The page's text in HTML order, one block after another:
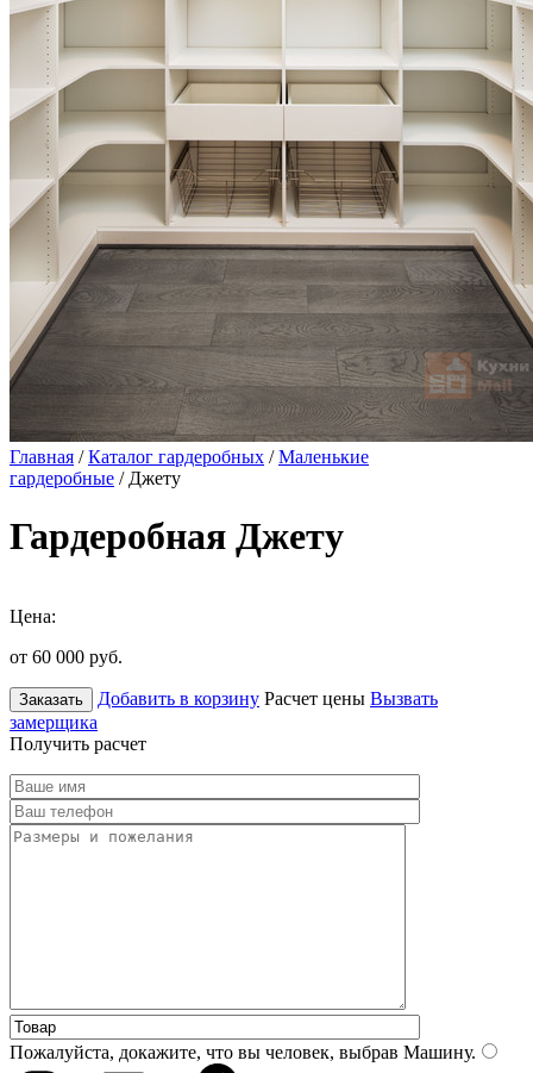
Главная /Каталог гардеробных /Маленькие
гардеробные / Джету
Гардеробная Джету
Цена:
от 60 000 руб.
Заказать Добавить в корзину Расчет цены Вызвать
замерщика
Получить расчет
Пожалуйста, докажите, что вы человек, выбрав Машину.